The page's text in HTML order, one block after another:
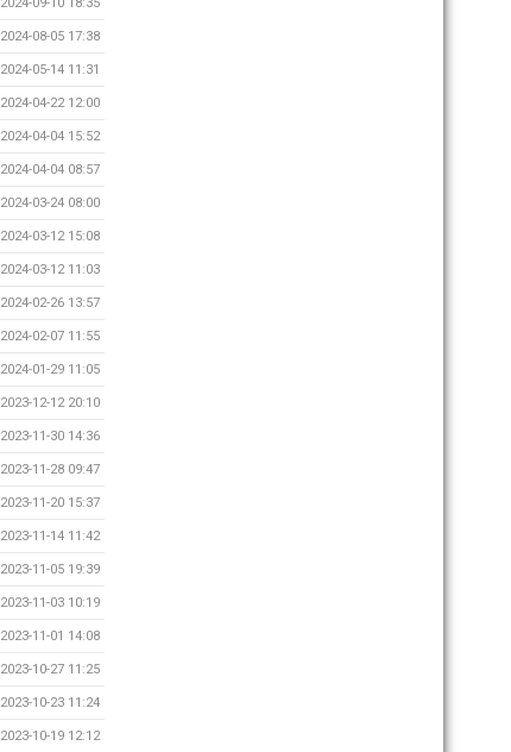
2024-08-05 17:38
2024-05-14 11:31
2024-04-22 12:00
2024-04-04 15:52
2024-04-04 08:57
2024-03-24 08:00
2024-03-12 15:08
2024-03-12 11:03
2024-02-26 13:57
2024-02-07 11:55
2024-01-29 11:05
2023-12-12 20:10
2023-11-30 14:36
2023-11-28 09:47
2023-11-20 15:37
2023-11-14 11:42
2023-11-05 19:39
2023-11-03 10:19
2023-11-01 14:08
2023-10-27 11:25
2023-10-23 11:24
2023-10-19 12:12